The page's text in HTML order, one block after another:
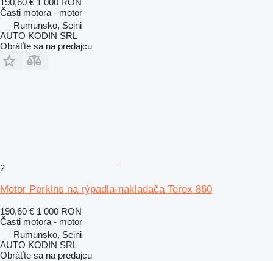
190,60 € 1 000 RON
Časti motora - motor
Rumunsko, Seini
AUTO KODIN SRL
Obráťte sa na predajcu
2
Motor Perkins na rýpadla-nakladača Terex 860
190,60 € 1 000 RON
Časti motora - motor
Rumunsko, Seini
AUTO KODIN SRL
Obráťte sa na predajcu